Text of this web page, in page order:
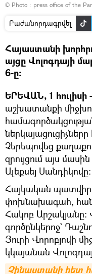
© Photo : press office of the
Բաժանորդագրվել
Հայաստանի
այցը Վոլոգդայի
6-ը։
ԵՐԵՎԱՆ, 1 հուլիսի
աշխատանքի
Չերեպովեց
զրույցում այս
Ալեքսեյ Սանդիկովը։
Հայկական
փոխնախագահ,
Հակոբ Արշակյանը։
գործընկերոջ`
Յուրի Վորոբյովի
կկայանան
Չինաստանի հետ